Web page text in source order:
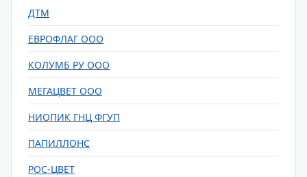
ДТМ
ЕВРОФЛАГ ООО
КОЛУМБ РУ ООО
МЕГАЦВЕТ ООО
НИОПИК ГНЦ ФГУП
ПАПИЛЛОНС
РОС-ЦВЕТ